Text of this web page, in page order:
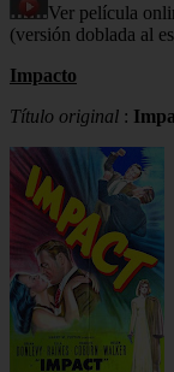
Ver película
(versión doblada al
Impacto
Título original :